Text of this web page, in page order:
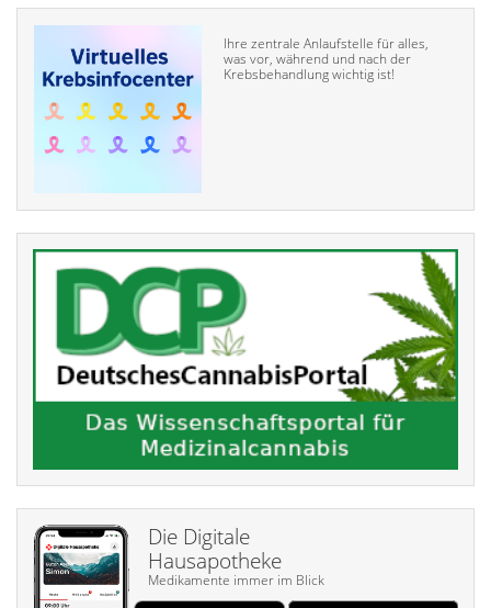
Ihre zentrale Anlaufstelle für alles,
was vor, während und nach der
Krebsbehandlung wichtig ist!
Die Digitale
Hausapotheke
Medikamente immer im Blick